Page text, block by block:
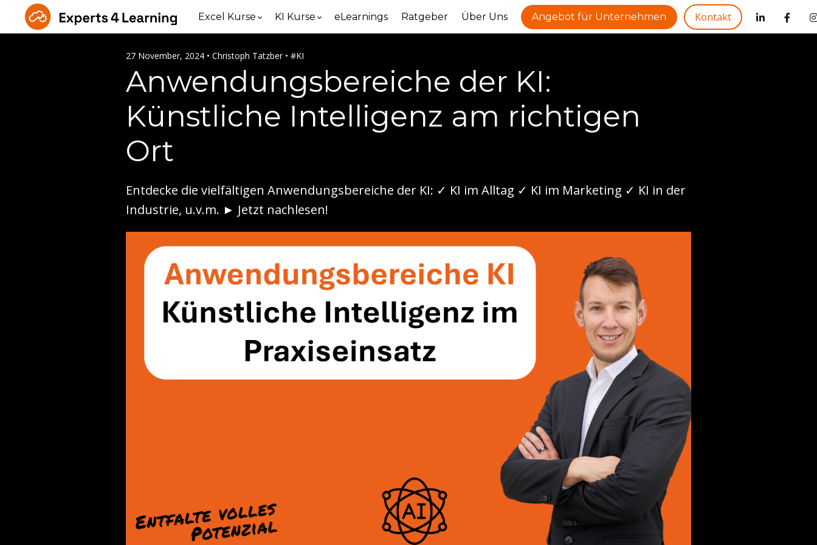
Excel Kurse KI Kurse eLearnings Ratgeber Über Uns Angebot für Unternehmen Kontakt
27 November, 2024 • Christoph Tatzber • #KI
Anwendungsbereiche der KI:
Künstliche Intelligenz am richtigen
Ort
Entdecke die vielfältigen Anwendungsbereiche der KI: ✓ KI im Alltag ✓ KI im Marketing ✓ KI in der
Industrie, u.v.m. ► Jetzt nachlesen!